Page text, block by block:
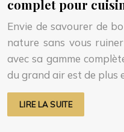
complet pour
Envie de savourer de
nature sans vous
avec sa gamme
du grand air est de plus
LIRE LA SUITE